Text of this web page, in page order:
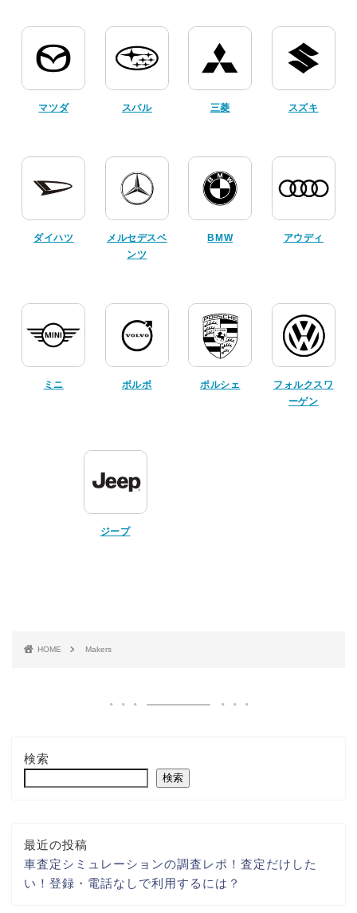
マツダ スバル 三菱 スズキ
ダイハツ
メルセデスベ
ンツ
BMW アウディ
ミニ ボルボ ポルシェ
フォルクスワ
ーゲン
ジープ
HOME Makers
検索
検索
最近の投稿
車査定シミュレーションの調査レポ！査定だけした
い！登録・電話なしで利用するには？